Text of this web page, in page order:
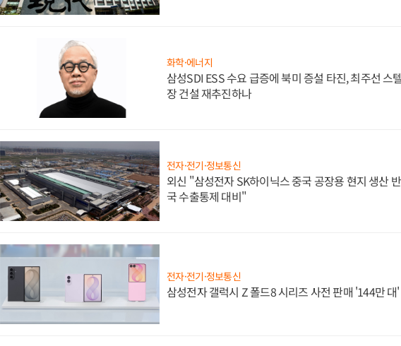
화학·에너지
삼성SDI ESS 수요 급증에 북미 증설 타진, 최주선 스
장 건설 재추진하나
전자·전기·정보통신
외신 "삼성전자 SK하이닉스 중국 공장용 현지 생산
국 수출통제 대비"
전자·전기·정보통신
삼성전자 갤럭시 Z 폴드8 시리즈 사전 판매 '144만 대